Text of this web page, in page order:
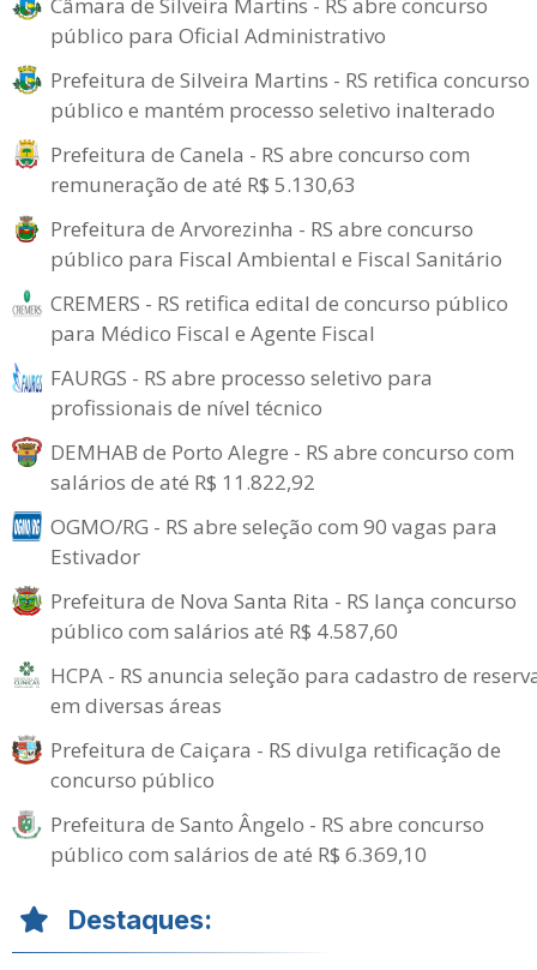
Câmara de Silveira Martins - RS abre concurso
público para Oficial Administrativo
Prefeitura de Silveira Martins - RS retifica concurso
público e mantém processo seletivo inalterado
Prefeitura de Canela - RS abre concurso com
remuneração de até R$ 5.130,63
Prefeitura de Arvorezinha - RS abre concurso
público para Fiscal Ambiental e Fiscal Sanitário
CREMERS - RS retifica edital de concurso público
para Médico Fiscal e Agente Fiscal
FAURGS - RS abre processo seletivo para
profissionais de nível técnico
DEMHAB de Porto Alegre - RS abre concurso com
salários de até R$ 11.822,92
OGMO/RG - RS abre seleção com 90 vagas para
Estivador
Prefeitura de Nova Santa Rita - RS lança concurso
público com salários até R$ 4.587,60
HCPA - RS anuncia seleção para cadastro de
em diversas áreas
Prefeitura de Caiçara - RS divulga retificação de
concurso público
Prefeitura de Santo Ângelo - RS abre concurso
público com salários de até R$ 6.369,10
Destaques: